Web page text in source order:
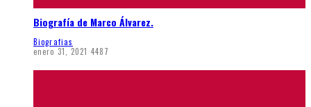
Biografía de Marco Álvarez.
Biografias
enero 31, 2021 4487